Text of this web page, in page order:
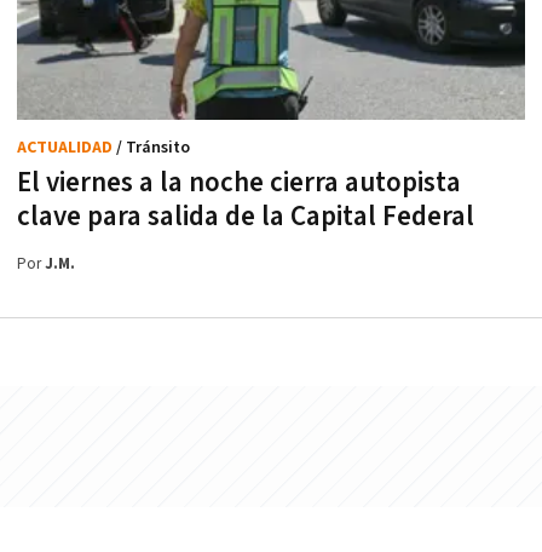
El viernes a la noche cierra autopista
clave para salida de la Capital Federal
ACTUALIDAD / Tránsito
PorJ.M.